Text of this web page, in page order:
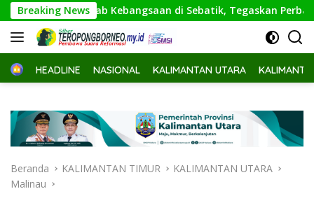
Langsung
ke
konten
Breaking News
Kirab Kebangsaan di Sebatik, Tegaskan Perbatasan Wajah
HomeHEADLINE NASIONAL KALIMANTAN UTARA
Beranda KALIMANTAN TIMUR
KALIMANTAN UTARA
Malinau